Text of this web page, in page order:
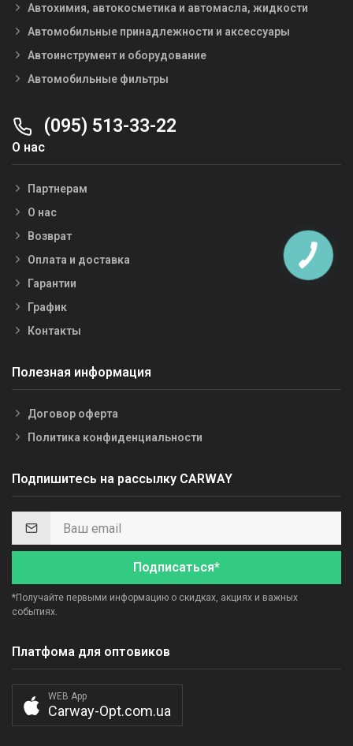
Автохимия, автокосметика и автомасла, жидкости
Автомобильные принадлежности и аксессуары
Автоинструмент и оборудование
Автомобильные фильтры
(095) 513-33-22
О нас
Партнерам
О нас
Возврат
Оплата и доставка
Гарантии
График
Контакты
Полезная информация
Договор оферта
Политика конфиденциальности
Подпишитесь на рассылку CARWAY
Подписаться*
*Получайте первыми информацию о скидках, акциях и важных
событиях.
Платфома для оптовиков
WEB App
Carway-Opt.com.ua